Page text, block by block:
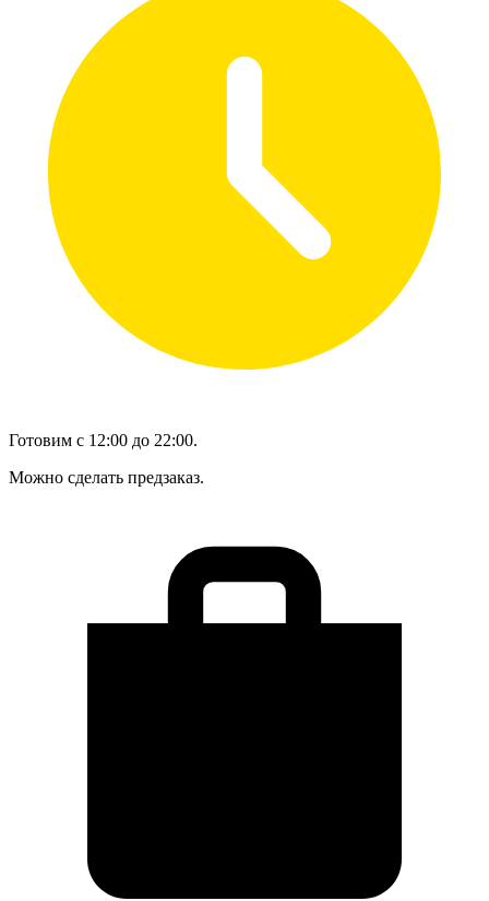
Готовим с 12:00 до 22:00.
Можно сделать предзаказ.